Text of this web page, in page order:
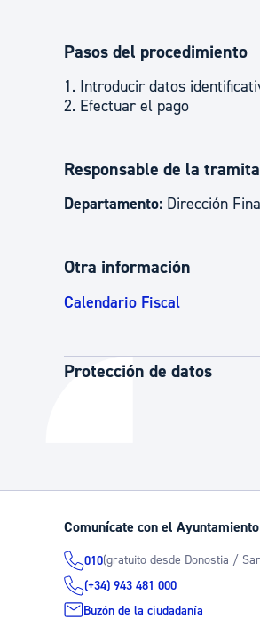
Pasos del procedimiento
1. Introducir datos
2. Efectuar el pago
Responsable de la
Departamento: Dirección
Otra información
Calendario Fiscal
Protección de datos
Comunícate con el
010(gratuito desde Donostia /
(+34) 943 481 000
Buzón de la ciudadanía